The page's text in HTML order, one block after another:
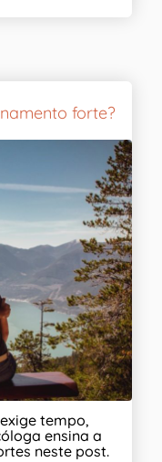
forte?
tempo,
ensina a
neste post.